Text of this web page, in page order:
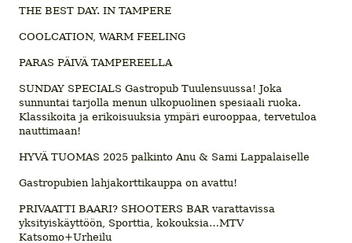
THE BEST DAY. IN TAMPERE
COOLCATION, WARM FEELING
PARAS PÄIVÄ TAMPEREELLA
SUNDAY SPECIALS Gastropub Tuulensuussa! Joka
sunnuntai tarjolla menun ulkopuolinen spesiaali ruoka.
Klassikoita ja erikoisuuksia ympäri eurooppaa, tervetuloa
nauttimaan!
HYVÄ TUOMAS 2025 palkinto Anu & Sami Lappalaiselle
Gastropubien lahjakorttikauppa on avattu!
PRIVAATTI BAARI? SHOOTERS BAR varattavissa
yksityiskäyttöön, Sporttia, kokouksia…MTV
Katsomo+Urheilu